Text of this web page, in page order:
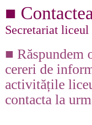
■
Secretariat liceul
■ Răspundem
cereri de
activitățile
contacta la